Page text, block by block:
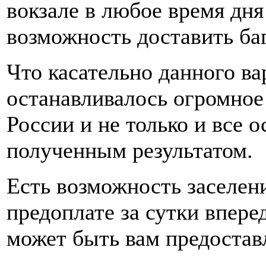
вокзале в любое время
возможность доставить
Что касательно данного
останавливалось
России и не только и все
полученным результатом.
Есть возможность
предоплате за сутки
может быть вам